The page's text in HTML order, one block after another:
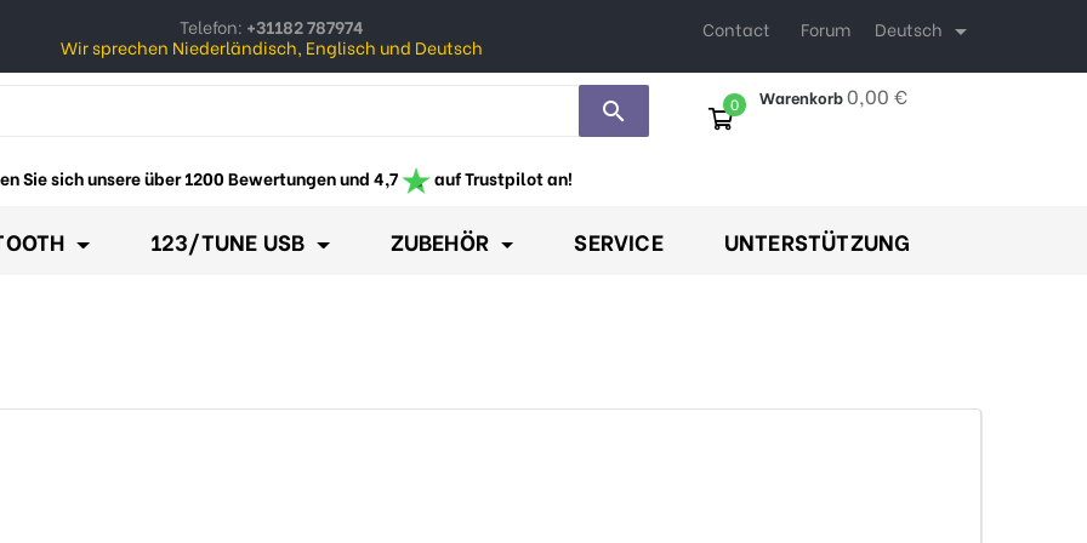
Telefon: +31182 787974
Wir sprechen Niederländisch, Englisch und Deutsch
Deutsch 
Contact Forum
search Warenkorb0,00 €
0
Sie sich unsere über 1200 Bewertungen und 4,7 auf Trustpilot an!
123/TUNE USB ZUBEHÖR SERVICE UNTERSTÜTZUNG